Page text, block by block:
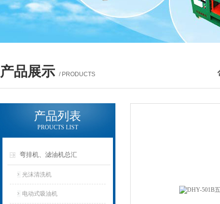
产品展示 / PRODUCTS
产品列表
PROUCTS LIST
弯排机、滤油机总汇
光沫清洗机
电动式吸油机